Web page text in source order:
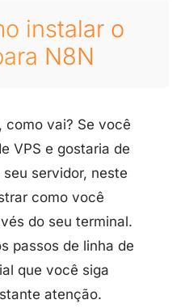
instalar o
N8N
como vai? Se você
VPS e gostaria de
seu servidor, neste
como você
do seu terminal.
passos de linha de
que você siga
atenção.